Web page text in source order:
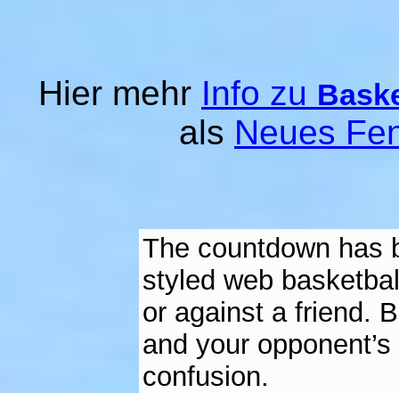
Hier mehr Info zu
als Neues
The countdown has
styled web
or against a friend.
and your
confusion.